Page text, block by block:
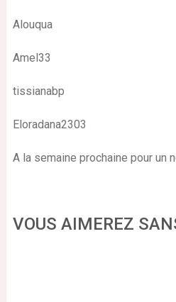
Alouqua
Amel33
tissianabp
Eloradana2303
A la semaine prochaine pour un
VOUS AIMEREZ